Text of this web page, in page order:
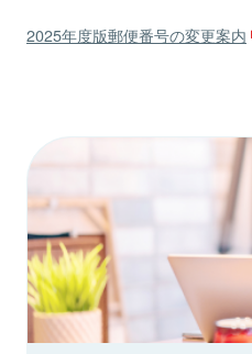
2025年度版郵便番号の変更案内